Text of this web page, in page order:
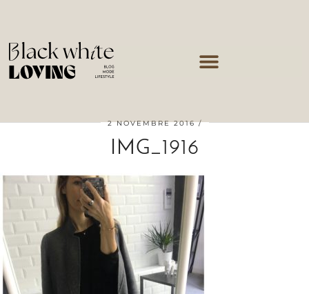
2 NOVEMBRE 2016
IMG_1916